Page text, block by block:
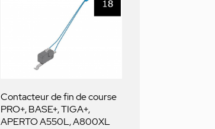
Contacteur de fin de course
PRO+, BASE+, TIGA+,
APERTO A550L, A800XL